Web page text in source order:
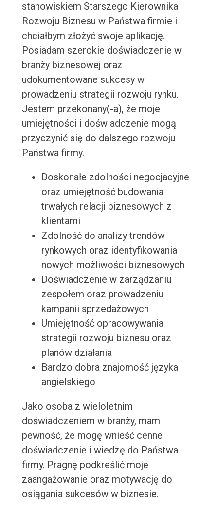
stanowiskiem Starszego Kierownika
Rozwoju Biznesu w Państwa firmie i
chciałbym złożyć swoje aplikację.
Posiadam szerokie doświadczenie w
branży biznesowej oraz
udokumentowane sukcesy w
prowadzeniu strategii rozwoju rynku.
Jestem przekonany(-a), że moje
umiejętności i doświadczenie mogą
przyczynić się do dalszego rozwoju
Państwa firmy.
Doskonałe zdolności negocjacyjne
oraz umiejętność budowania
trwałych relacji biznesowych z
klientami
Zdolność do analizy trendów
rynkowych oraz identyfikowania
nowych możliwości biznesowych
Doświadczenie w zarządzaniu
zespołem oraz prowadzeniu
kampanii sprzedażowych
Umiejętność opracowywania
strategii rozwoju biznesu oraz
planów działania
Bardzo dobra znajomość języka
angielskiego
Jako osoba z wieloletnim
doświadczeniem w branży, mam
pewność, że mogę wnieść cenne
doświadczenie i wiedzę do Państwa
firmy. Pragnę podkreślić moje
zaangażowanie oraz motywację do
osiągania sukcesów w biznesie.